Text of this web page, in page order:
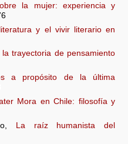
la mujer: experiencia y
y el vivir literario en
la trayectoria de pensamiento
a propósito de la última
Mora en Chile: filosofía y
La raíz humanista del